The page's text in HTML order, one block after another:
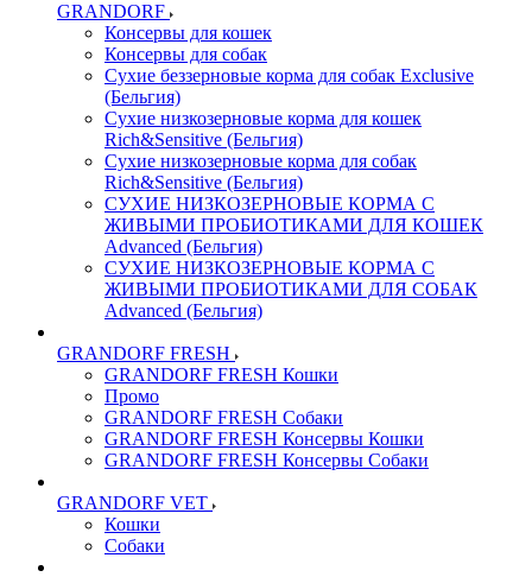
GRANDORF
Консервы для кошек
Консервы для собак
Сухие беззерновые корма для собак Exclusive
(Бельгия)
Сухие низкозерновые корма для кошек
Rich&Sensitive (Бельгия)
Сухие низкозерновые корма для собак
Rich&Sensitive (Бельгия)
СУХИЕ НИЗКОЗЕРНОВЫЕ КОРМА С
ЖИВЫМИ ПРОБИОТИКАМИ ДЛЯ КОШЕК
Advanced (Бельгия)
СУХИЕ НИЗКОЗЕРНОВЫЕ КОРМА С
ЖИВЫМИ ПРОБИОТИКАМИ ДЛЯ СОБАК
Advanced (Бельгия)
GRANDORF FRESH
GRANDORF FRESH Кошки
Промо
GRANDORF FRESH Собаки
GRANDORF FRESH Консервы Кошки
GRANDORF FRESH Консервы Собаки
GRANDORF VET
Кошки
Собаки